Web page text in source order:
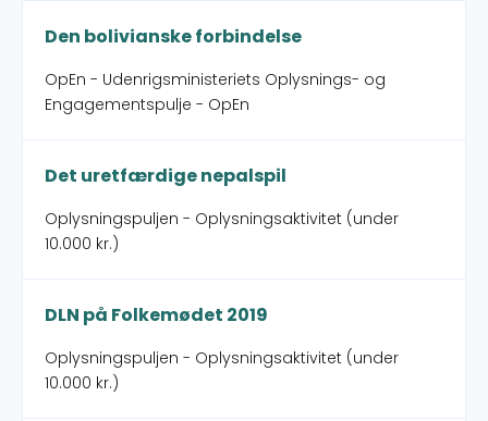
Den bolivianske forbindelse
OpEn - Udenrigsministeriets Oplysnings- og
Engagementspulje - OpEn
Det uretfærdige nepalspil
Oplysningspuljen - Oplysningsaktivitet (under
10.000 kr.)
DLN på Folkemødet 2019
Oplysningspuljen - Oplysningsaktivitet (under
10.000 kr.)